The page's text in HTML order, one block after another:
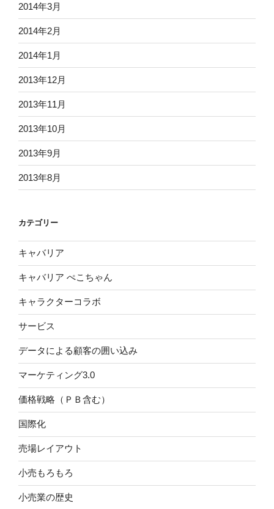
2014年3月
2014年2月
2014年1月
2013年12月
2013年11月
2013年10月
2013年9月
2013年8月
カテゴリー
キャバリア
キャバリア ぺこちゃん
キャラクターコラボ
サービス
データによる顧客の囲い込み
マーケティング3.0
価格戦略（ＰＢ含む）
国際化
売場レイアウト
小売もろもろ
小売業の歴史